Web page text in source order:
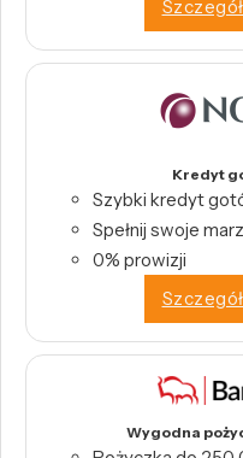
Kredyt
Szybki kredyt
Spełnij swoje
0% prowizji
Wygodna